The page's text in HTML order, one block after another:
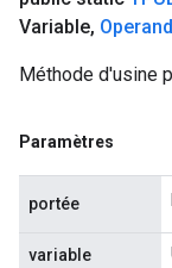
Variable, Operand
Méthode d'usine
Paramètres
portée
variable